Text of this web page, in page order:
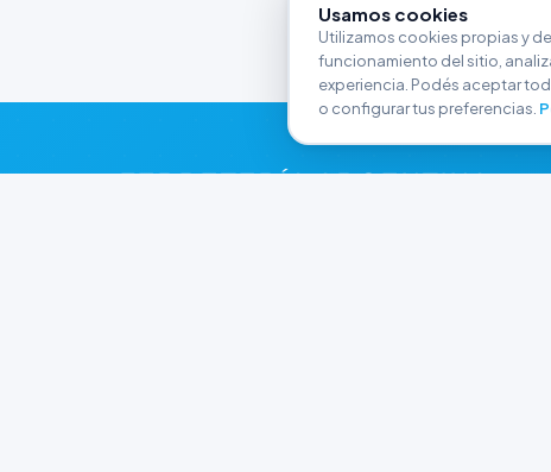
FERRETERÍA ARGENTINA
Usamos cookies
Utilizamos cookies propias y
funcionamiento del sitio,
experiencia. Podés aceptar
o configurar tus preferencias.